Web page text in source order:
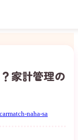
家計管理の
carmatch-naha-sa